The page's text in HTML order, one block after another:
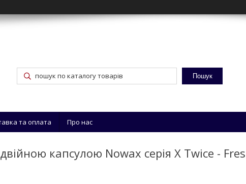
Пошук
та оплата Про нас
капсулою Nowax серія X Twice -